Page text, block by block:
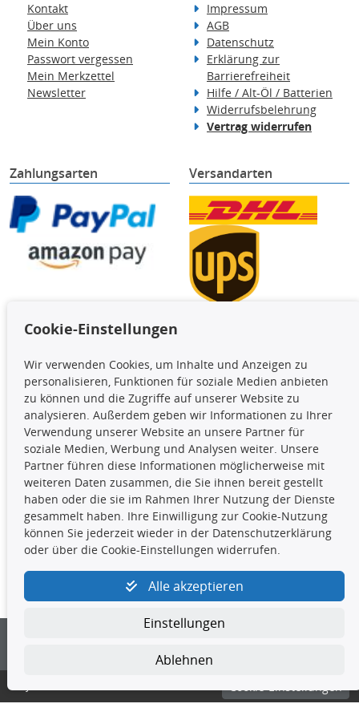
Kontakt
Über uns
Mein Konto
Passwort vergessen
Mein Merkzettel
Newsletter
Impressum
AGB
Datenschutz
Erklärung zur
Barrierefreiheit
Hilfe / Alt-Öl / Batterien
Widerrufsbelehrung
Vertrag widerrufen
Zahlungsarten Versandarten
Die hier angezeigten Daten,
insbesondere die gesamte Datenbank,
dürfen nicht kopiert werden. Es ist zu
unterlassen, die Daten oder die gesamte Datenbank ohne
vorherige Zustimmung TecDocs zu vervielfältigen, zu
verbreiten und/oder diese Handlungen durch Dritte ausführen
zu lassen. Ein Zuwiderhandeln stellt eine
Urheberrechtsverletzung dar und wird verfolgt.
Kontakt
4yourcar GmbH | Avidesweg 1 | 27386 Hemsbünde |
kundenservice@4yourcar.de
Cookie-Einstellungen
Cookie-Einstellungen
Wir verwenden Cookies, um Inhalte und Anzeigen zu
personalisieren, Funktionen für soziale Medien anbieten
zu können und die Zugriffe auf unserer Website zu
analysieren. Außerdem geben wir Informationen zu Ihrer
Verwendung unserer Website an unsere Partner für
soziale Medien, Werbung und Analysen weiter. Unsere
Partner führen diese Informationen möglicherweise mit
weiteren Daten zusammen, die Sie ihnen bereit gestellt
haben oder die sie im Rahmen Ihrer Nutzung der Dienste
gesammelt haben. Ihre Einwilligung zur Cookie-Nutzung
können Sie jederzeit wieder in der Datenschutzerklärung
oder über die Cookie-Einstellungen widerrufen.
Alle akzeptieren
Einstellungen
Ablehnen